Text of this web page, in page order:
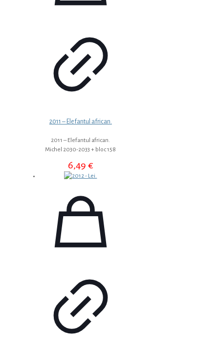
2011 – Elefantul african.
2011 – Elefantul african.
Michel 2030-2033 + bloc 158
6,49 €